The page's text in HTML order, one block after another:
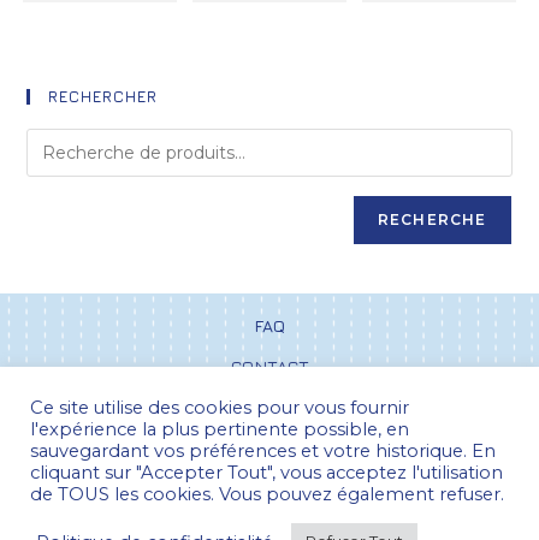
RECHERCHER
RECHERCHE
FAQ
CONTACT
CGV
POLITIQUE DE CONFIDENTIALITÉ
Ce site utilise des cookies pour vous fournir
l'expérience la plus pertinente possible, en
sauvegardant vos préférences et votre historique. En
cliquant sur "Accepter Tout", vous acceptez l'utilisation
de TOUS les cookies. Vous pouvez également refuser.